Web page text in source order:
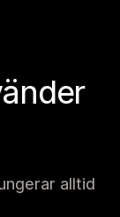
alltid